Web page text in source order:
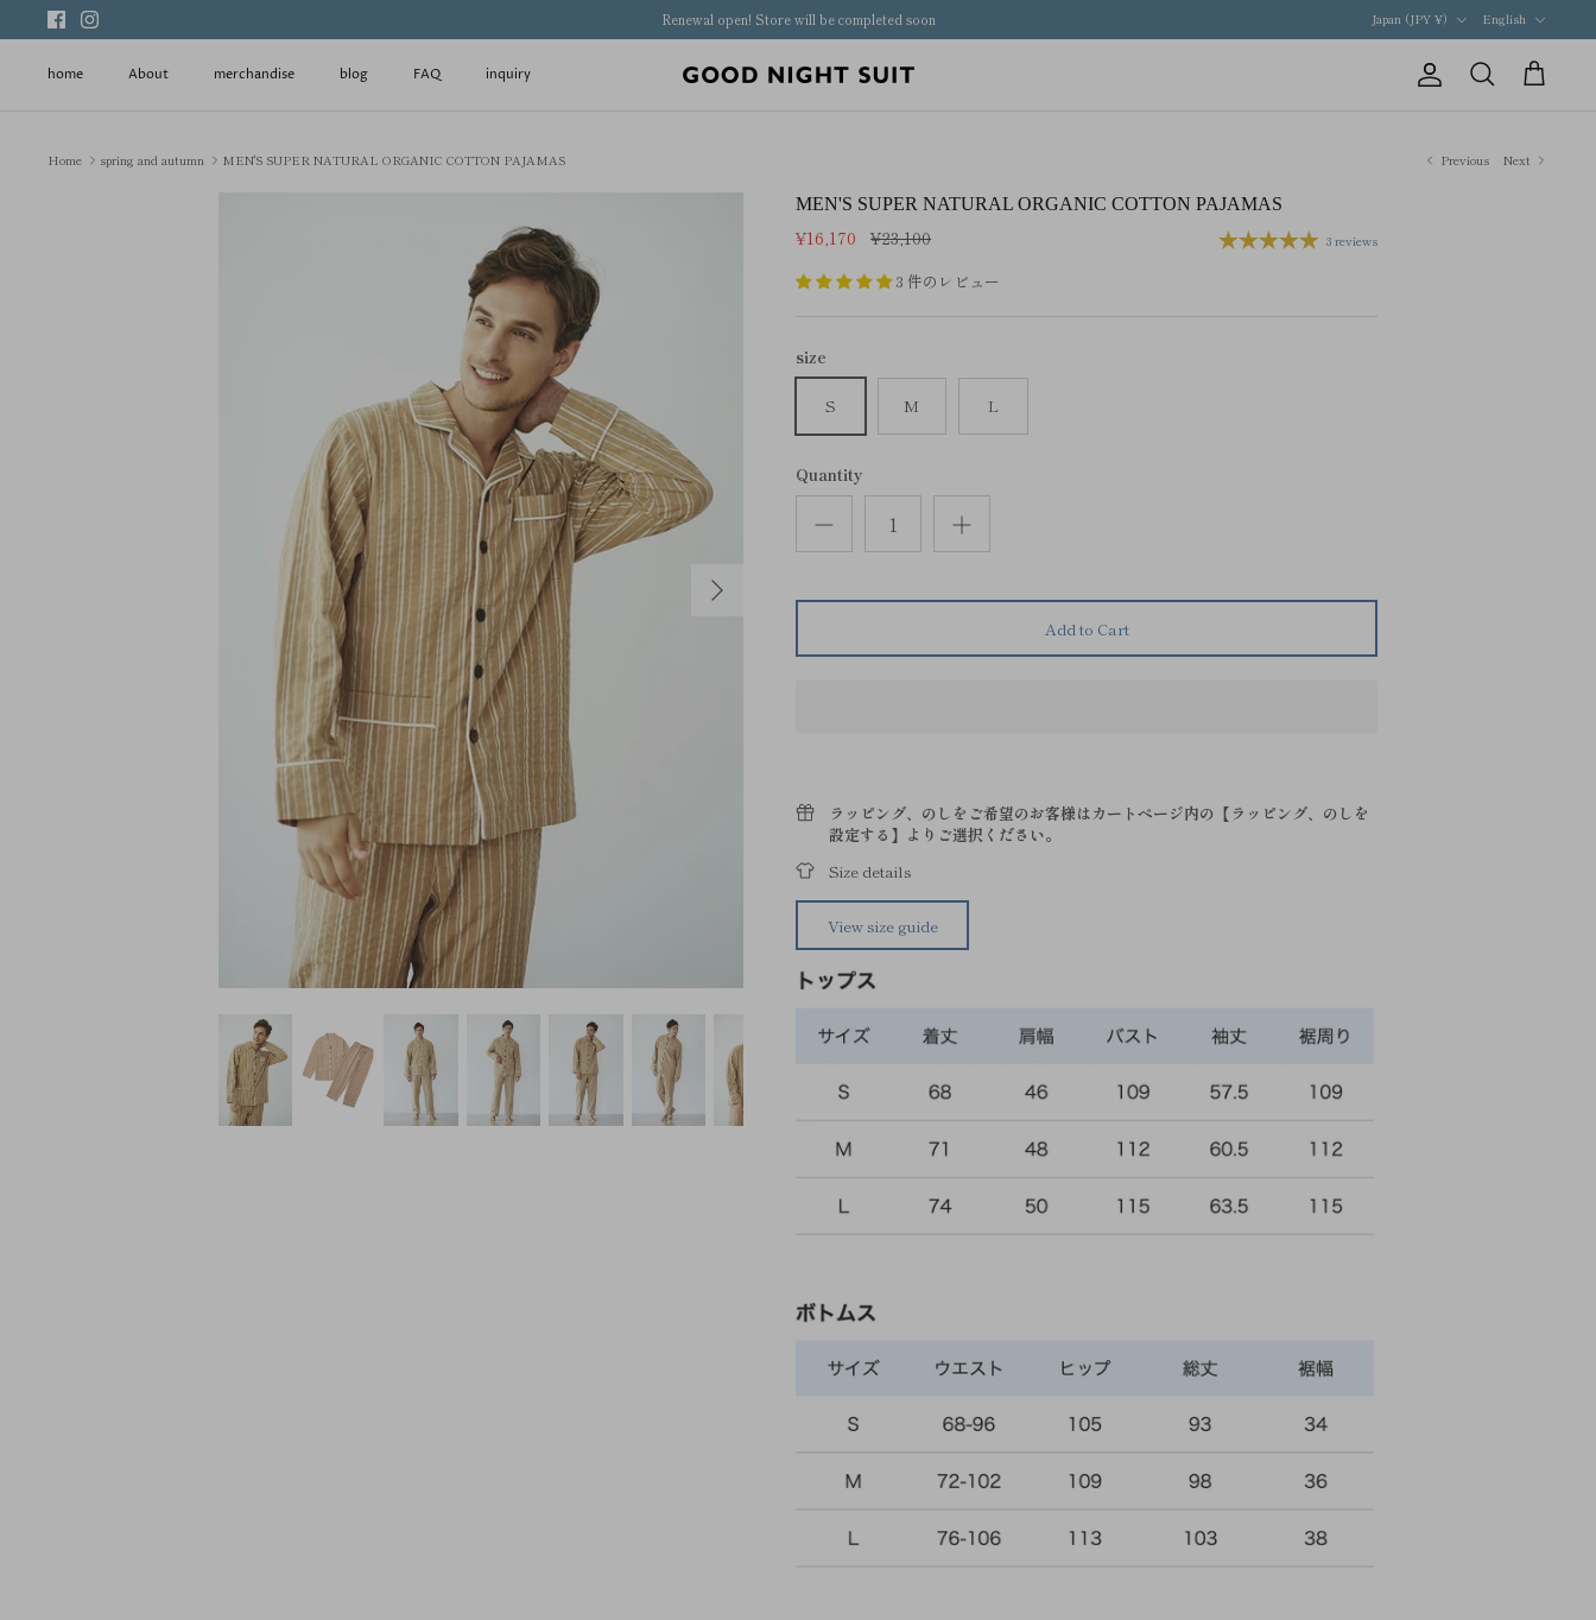
to
Renewal open! Store will be completed soon Japan (JPY ¥) English
home About merchandise blog FAQ inquiry Account
Search Cart
Home spring and autumn MEN'S SUPER NATURAL ORGANIC COTTON PAJAMAS Previous Next
MEN'S SUPER NATURAL ORGANIC COTTON PAJAMAS
¥16,170 ¥23,100 3 reviews
3 件のレビュー
size
S M L
Quantity
Add to Cart
ラッピング、のしをご希望のお客様はカートページ内の【ラッピング、のしを
設定する】よりご選択ください。
Size details
View size guide